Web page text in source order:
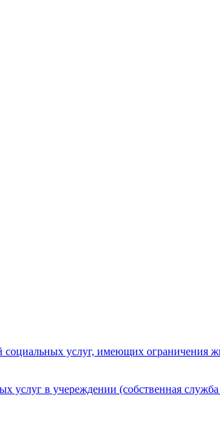
услуг, имеющих ограничения
услуг в учереждении (собственная